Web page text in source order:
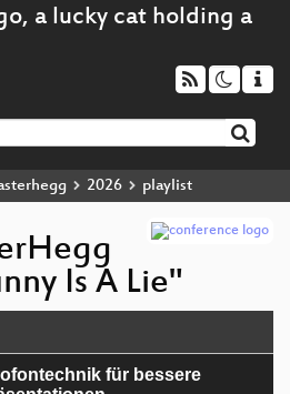
2026 playlist
Is A Lie"
für bessere